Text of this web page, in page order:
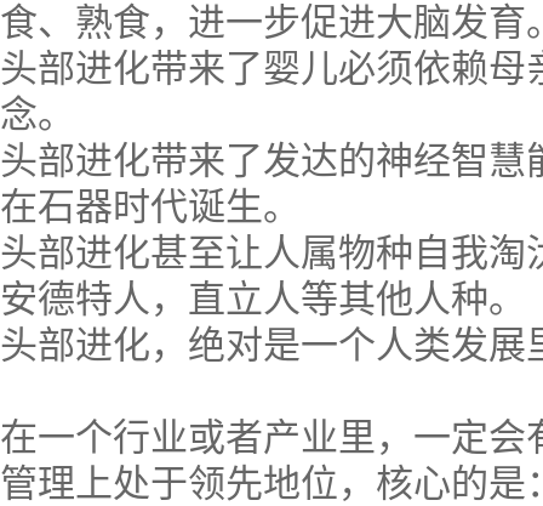
食、熟食，进一步促进大脑发育
头部进化带来了婴儿必须依赖
念。
头部进化带来了发达的神经智
在石器时代诞生。
头部进化甚至让人属物种自我
安德特人，直立人等其他人种。
头部进化，绝对是一个人类发展
在一个行业或者产业里，一定
管理上处于领先地位，核心的